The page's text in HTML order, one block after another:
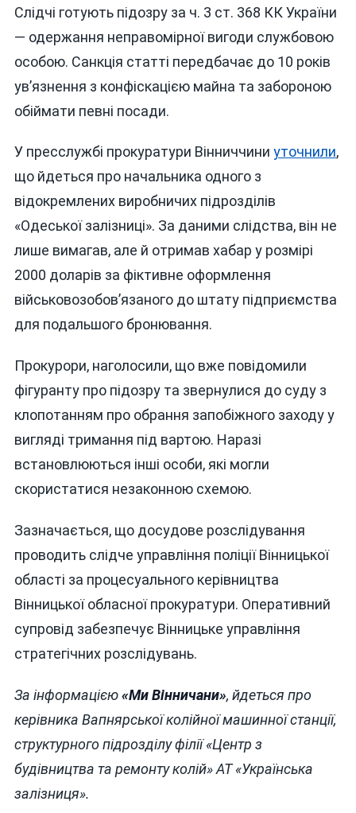
Слідчі готують підозру за ч. 3 ст. 368 КК України
— одержання неправомірної вигоди службовою
особою. Санкція статті передбачає до 10 років
ув’язнення з конфіскацією майна та забороною
обіймати певні посади.
У пресслужбі прокуратури Вінниччини уточнили,
що йдеться про начальника одного з
відокремлених виробничих підрозділів
«Одеської залізниці». За даними слідства, він не
лише вимагав, але й отримав хабар у розмірі
2000 доларів за фіктивне оформлення
військовозобов’язаного до штату підприємства
для подальшого бронювання.
Прокурори, наголосили, що вже повідомили
фігуранту про підозру та звернулися до суду з
клопотанням про обрання запобіжного заходу у
вигляді тримання під вартою. Наразі
встановлюються інші особи, які могли
скористатися незаконною схемою.
Зазначається, що досудове розслідування
проводить слідче управління поліції Вінницької
області за процесуального керівництва
Вінницької обласної прокуратури. Оперативний
супровід забезпечує Вінницьке управління
стратегічних розслідувань.
За інформацією«Ми Вінничани», йдеться про
керівника Вапнярської колійної машинної станції,
структурного підрозділу філії «Центр з
будівництва та ремонту колій» АТ «Українська
залізниця».